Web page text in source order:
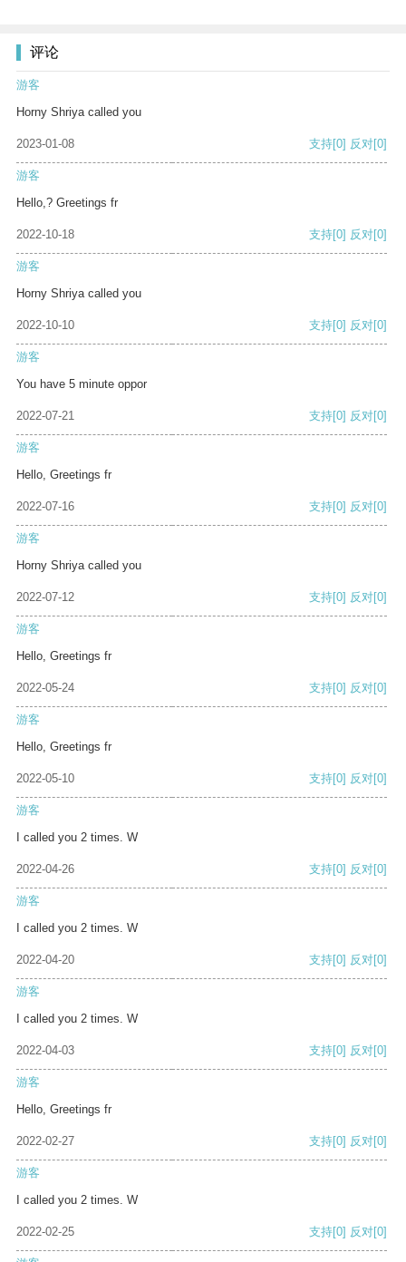
评论
游客
Horny Shriya called you
2023-01-08 支持[0] 反对[0]
游客
Hello,? Greetings fr
2022-10-18 支持[0] 反对[0]
游客
Horny Shriya called you
2022-10-10 支持[0] 反对[0]
游客
You have 5 minute oppor
2022-07-21 支持[0] 反对[0]
游客
Hello, Greetings fr
2022-07-16 支持[0] 反对[0]
游客
Horny Shriya called you
2022-07-12 支持[0] 反对[0]
游客
Hello, Greetings fr
2022-05-24 支持[0] 反对[0]
游客
Hello, Greetings fr
2022-05-10 支持[0] 反对[0]
游客
I called you 2 times. W
2022-04-26 支持[0] 反对[0]
游客
I called you 2 times. W
2022-04-20 支持[0] 反对[0]
游客
I called you 2 times. W
2022-04-03 支持[0] 反对[0]
游客
Hello, Greetings fr
2022-02-27 支持[0] 反对[0]
游客
I called you 2 times. W
2022-02-25 支持[0] 反对[0]